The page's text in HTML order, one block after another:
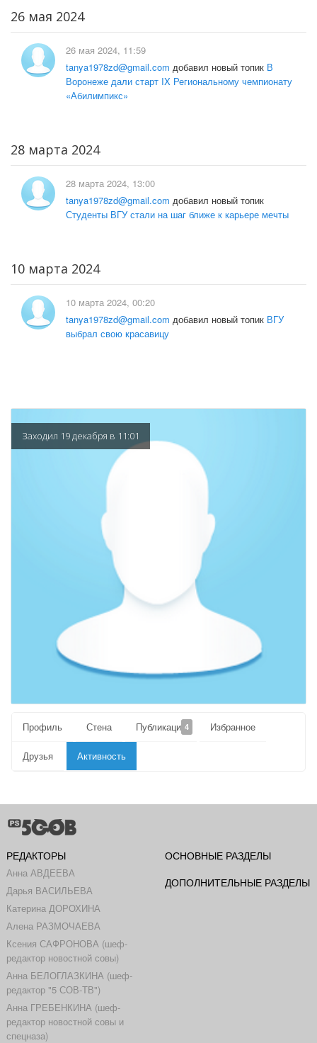
26 мая 2024
26 мая 2024, 11:59
tanya1978zd@gmail.com добавил новый топик В
Воронеже дали старт IX Региональному чемпионату
«Абилимпикс»
28 марта 2024
28 марта 2024, 13:00
tanya1978zd@gmail.com добавил новый топик
Студенты ВГУ стали на шаг ближе к карьере мечты
10 марта 2024
10 марта 2024, 00:20
tanya1978zd@gmail.com добавил новый топик ВГУ
выбрал свою красавицу
Заходил 19 декабря в 11:01
Профиль Стена Публикации4 Избранное
Друзья Активность
РЕДАКТОРЫ
Анна АВДЕЕВА
Дарья ВАСИЛЬЕВА
Катерина ДОРОХИНА
Алена РАЗМОЧАЕВА
Ксения САФРОНОВА (шеф-
редактор новостной совы)
Анна БЕЛОГЛАЗКИНА (шеф-
редактор "5 СОВ-ТВ")
Анна ГРЕБЕНКИНА (шеф-
редактор новостной совы и
спецназа)
ОСНОВНЫЕ РАЗДЕЛЫ
ДОПОЛНИТЕЛЬНЫЕ РАЗДЕЛЫ